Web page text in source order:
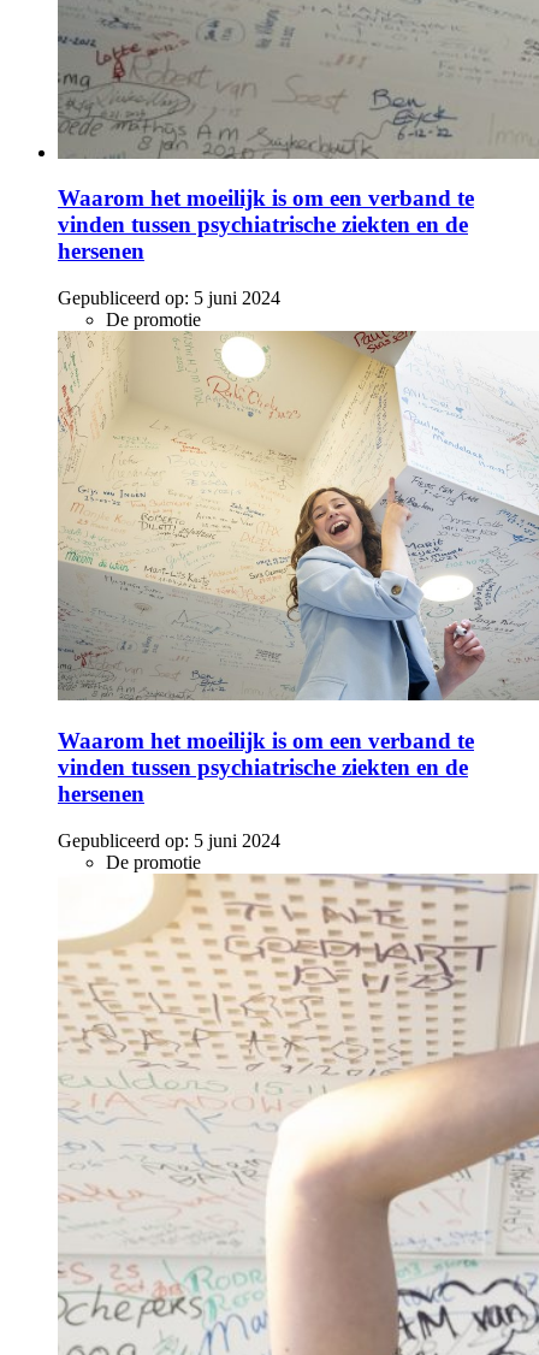
Waarom het moeilijk is om een verband te
vinden tussen psychiatrische ziekten en de
hersenen
Gepubliceerd op: 5 juni 2024
De promotie
Waarom het moeilijk is om een verband te
vinden tussen psychiatrische ziekten en de
hersenen
Gepubliceerd op: 5 juni 2024
De promotie